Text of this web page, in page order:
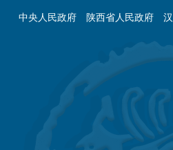
中央人民政府 陕西省人民政府